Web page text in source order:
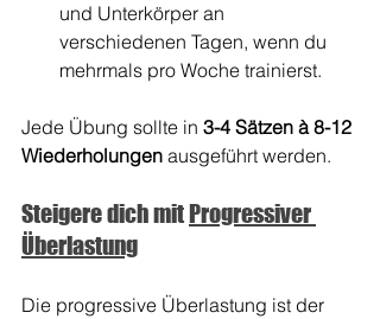
und Unterkörper an
verschiedenen Tagen, wenn du
mehrmals pro Woche trainierst.
Jede Übung sollte in 3-4 Sätzen à 8-12
Wiederholungen ausgeführt werden.
Steigere dich mit Progressiver
Überlastung
Die progressive Überlastung ist der